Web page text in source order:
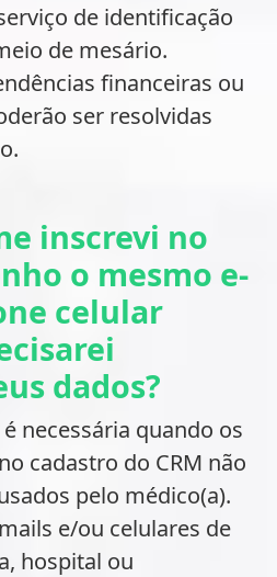
de identificação
de mesário.
financeiras ou
ser resolvidas
inscrevi no
o mesmo e-
celular
dados?
necessária quando os
cadastro do CRM não
pelo médico(a).
e/ou celulares de
hospital ou